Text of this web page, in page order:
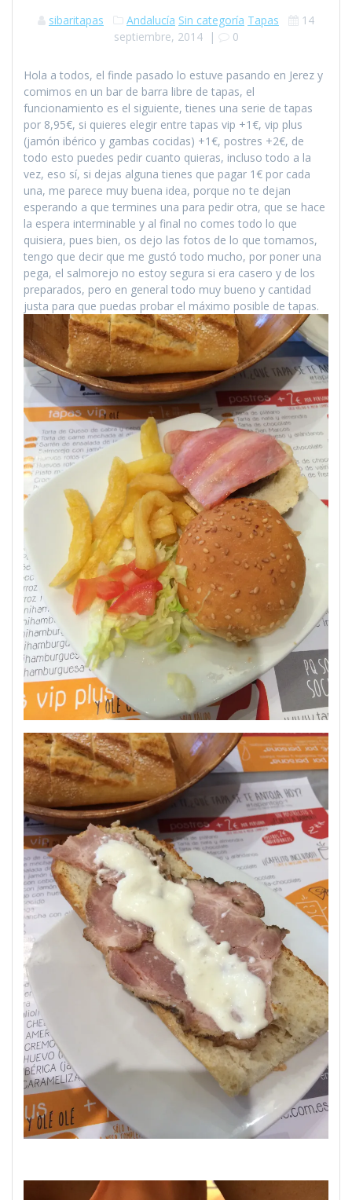
sibaritapas Andalucía Sin categoría Tapas
14
septiembre, 2014| 0
Hola a todos, el finde pasado lo estuve pasando en Jerez y
comimos en un bar de barra libre de tapas, el
funcionamiento es el siguiente, tienes una serie de tapas
por 8,95€, si quieres elegir entre tapas vip +1€, vip plus
(jamón ibérico y gambas cocidas) +1€, postres +2€, de
todo esto puedes pedir cuanto quieras, incluso todo a la
vez, eso sí, si dejas alguna tienes que pagar 1€ por cada
una, me parece muy buena idea, porque no te dejan
esperando a que termines una para pedir otra, que se hace
la espera interminable y al final no comes todo lo que
quisiera, pues bien, os dejo las fotos de lo que tomamos,
tengo que decir que me gustó todo mucho, por poner una
pega, el salmorejo no estoy segura si era casero y de los
preparados, pero en general todo muy bueno y cantidad
justa para que puedas probar el máximo posible de tapas.